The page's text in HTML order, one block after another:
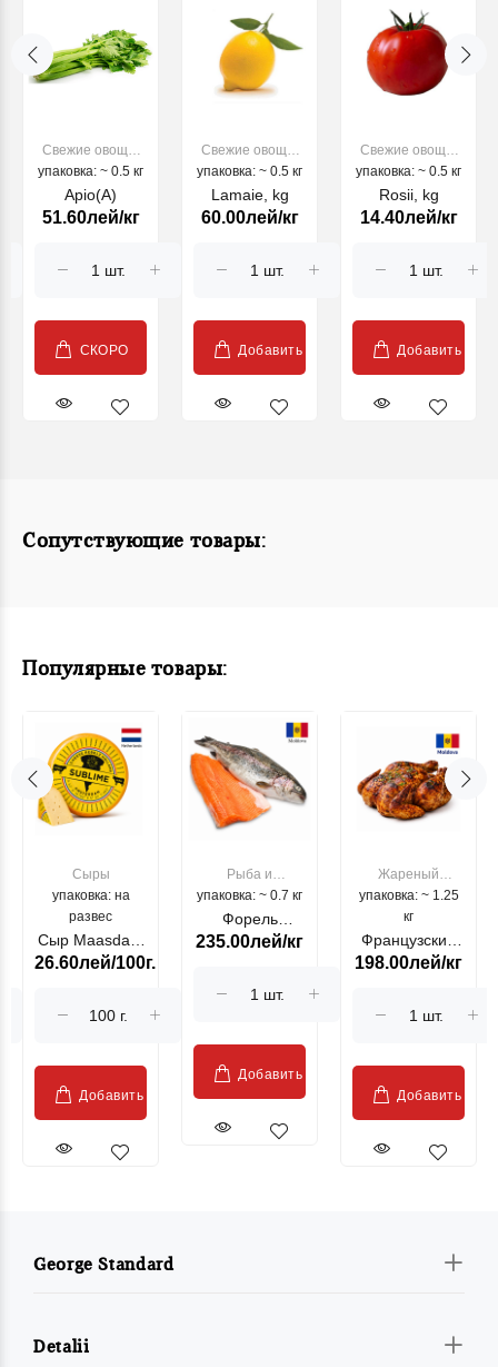
Свежие овощи,
фрукты
упаковка: ~ 0.5 кг
Apio(A)
51.60лей/кг
СКОРО
Свежие овощи,
фрукты
упаковка: ~ 0.5 кг
Lamaie, kg
60.00лей/кг
Добавить
Свежие овощи,
фрукты
упаковка: ~ 0.5 кг
Rosii, kg
14.40лей/кг
Добавить
Сопутствующие товары:
Популярные товары:
Сыры
упаковка: на
развес
Сыр Maasdam
Sublime Cow
26.60лей/100г.
Добавить
Рыба и
морепродукты
упаковка: ~ 0.7 кг
Форель
лососевая
Moldovenesc"
235.00лей/кг
Добавить
Жареный
цыпленок
упаковка: ~ 1.25
кг
Французский
гриль, кг
198.00лей/кг
Добавить
George Standard
Detalii